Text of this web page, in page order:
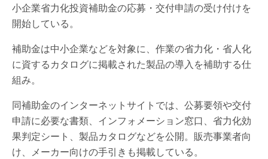
小企業省力化投資補助金の応募・交付申請の受け付けを
開始している。
補助金は中小企業などを対象に、作業の省力化・省人化
に資するカタログに掲載された製品の導入を補助する仕
組み。
同補助金のインターネットサイトでは、公募要領や交付
申請に必要な書類、インフォメーション窓口、省力化効
果判定シート、製品カタログなどを公開。販売事業者向
け、メーカー向けの手引きも掲載している。